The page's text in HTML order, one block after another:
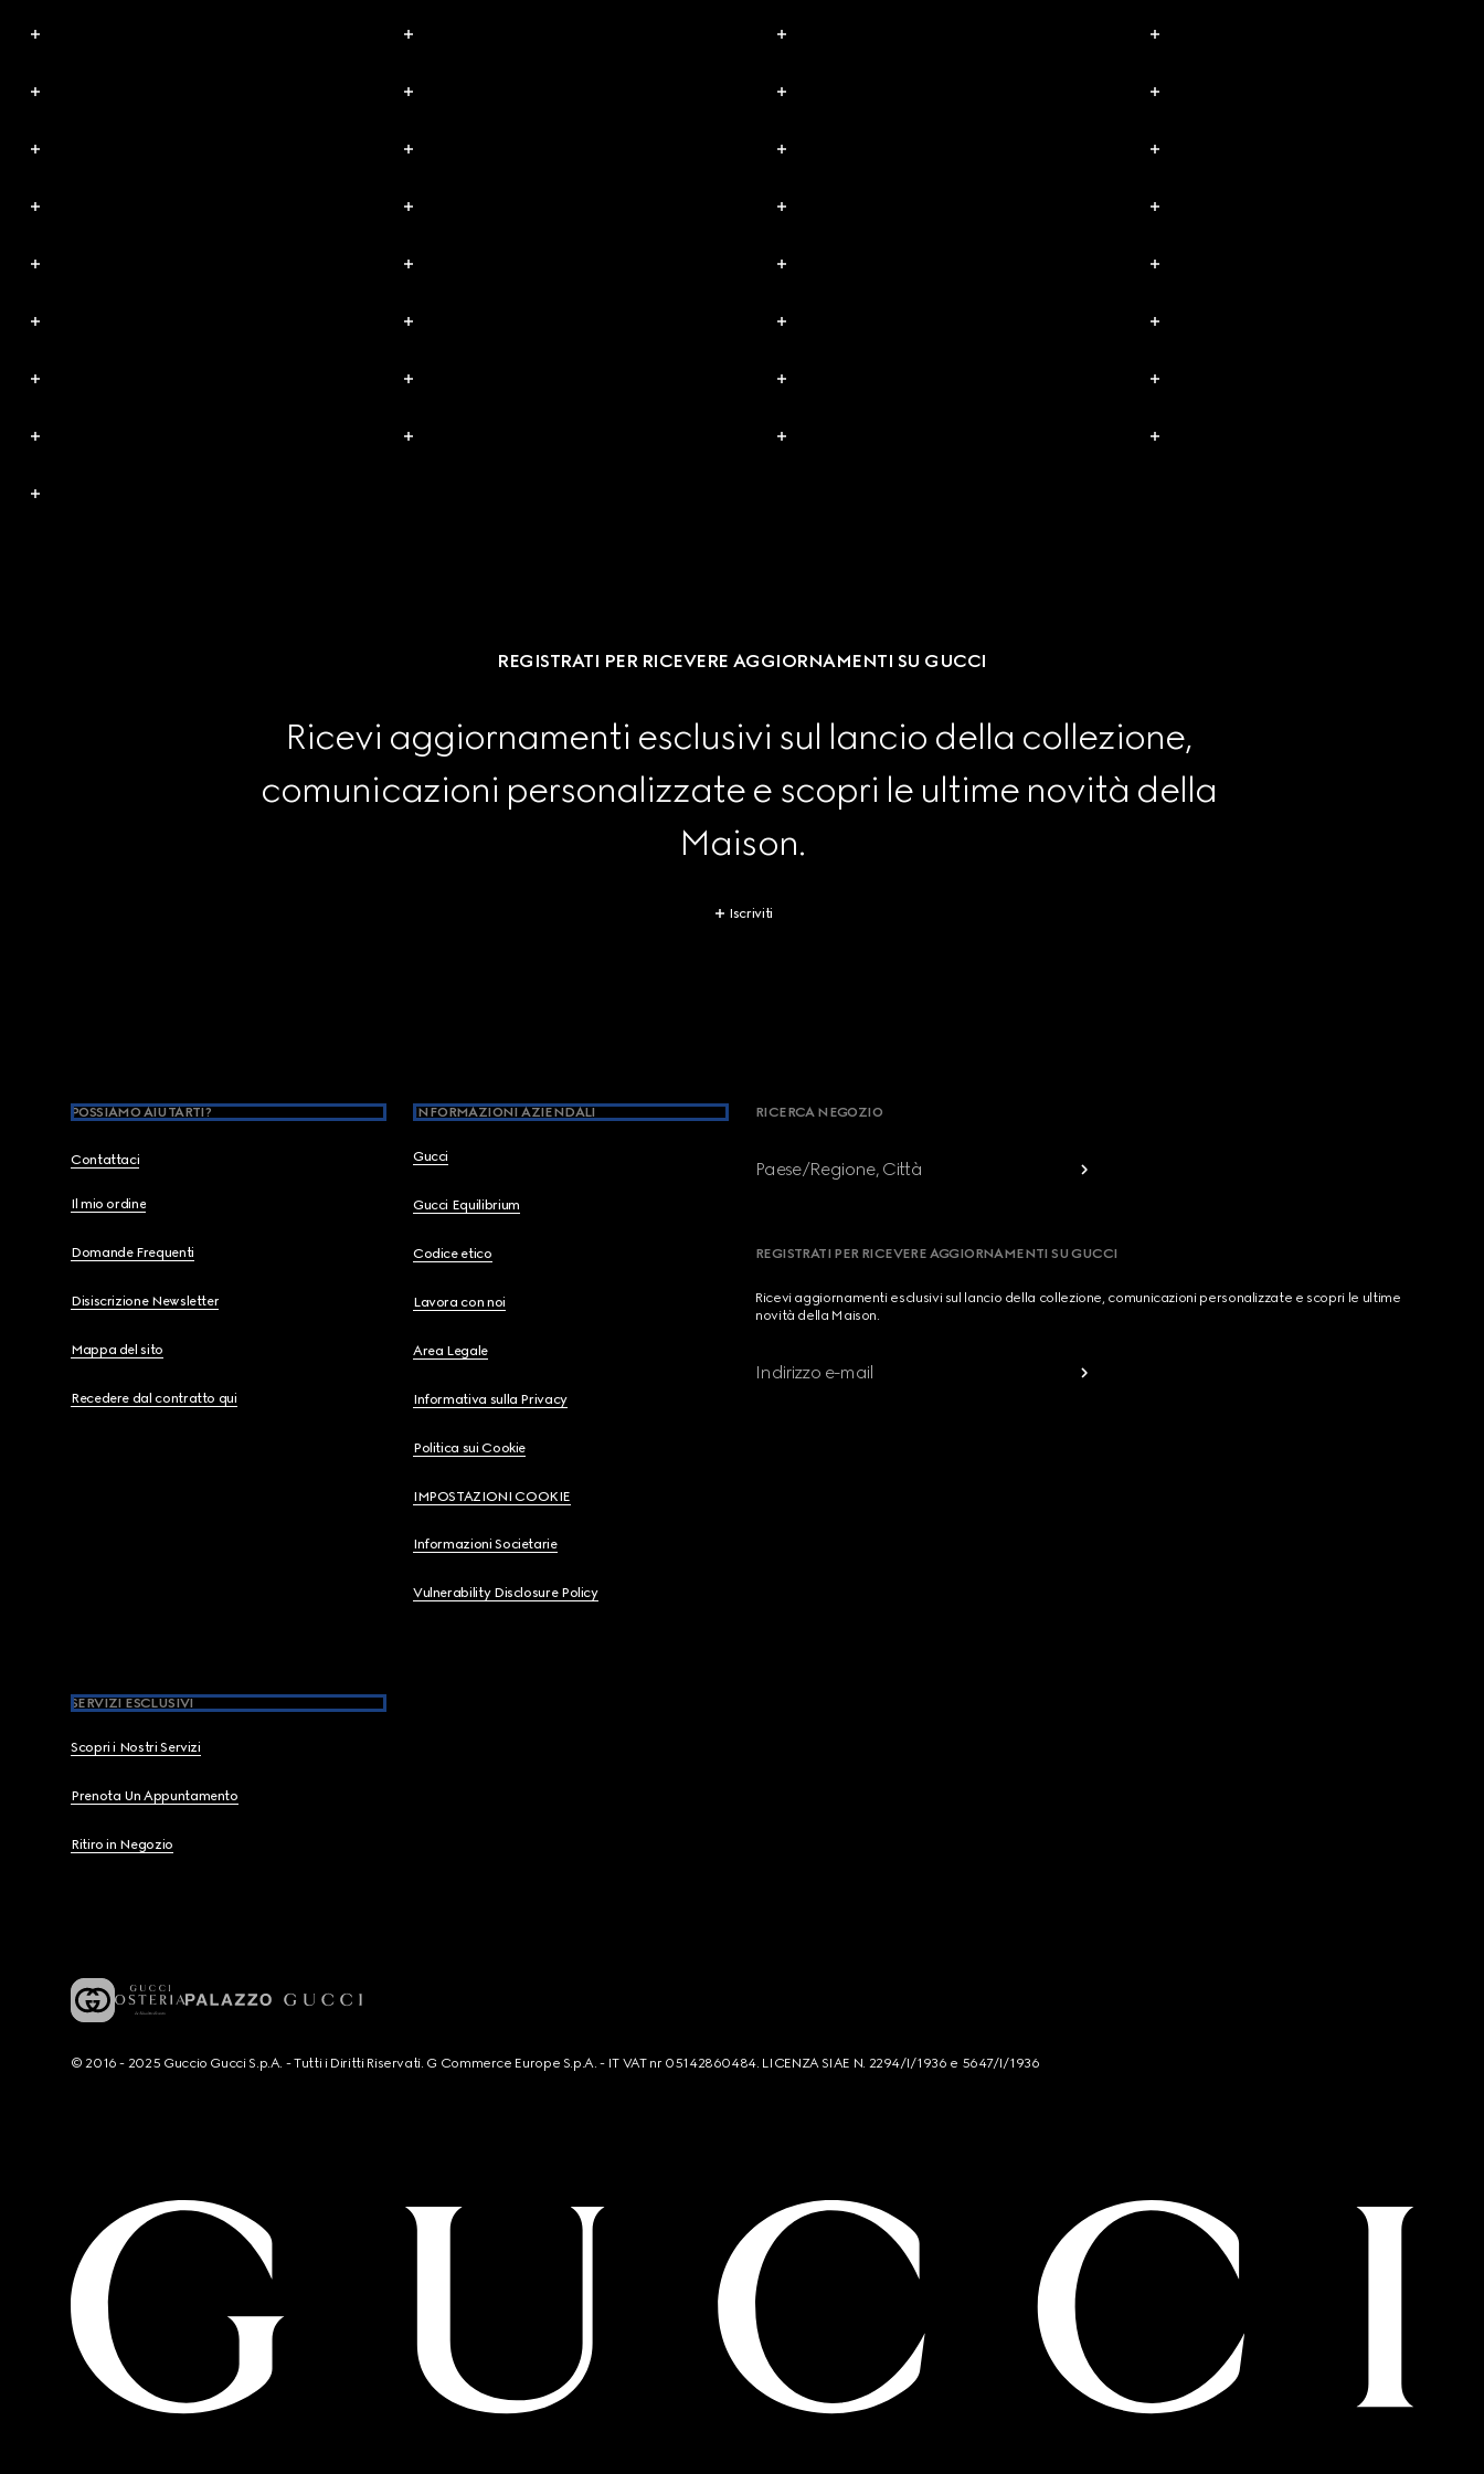
REGISTRATI PER RICEVERE AGGIORNAMENTI SU GUCCI
Ricevi aggiornamenti esclusivi sul lancio della collezione,
comunicazioni personalizzate e scopri le ultime novità della
Maison.
Iscriviti
POSSIAMO AIUTARTI?
Contattaci
Il mio ordine
Domande Frequenti
Disiscrizione Newsletter
Mappa del sito
Recedere dal contratto qui
INFORMAZIONI AZIENDALI
Gucci
Gucci Equilibrium
Codice etico
Lavora con noi
Area Legale
Informativa sulla Privacy
Politica sui Cookie
IMPOSTAZIONI COOKIE
Informazioni Societarie
Vulnerability Disclosure Policy
SERVIZI ESCLUSIVI
Scopri i Nostri Servizi
Prenota Un Appuntamento
Ritiro in Negozio
RICERCA NEGOZIO
Paese/Regione, Città
REGISTRATI PER RICEVERE AGGIORNAMENTI SU GUCCI
Ricevi aggiornamenti esclusivi sul lancio della collezione, comunicazioni personalizzate e scopri le ultime
novità della Maison.
Indirizzo e-mail
© 2016 - 2025 Guccio Gucci S.p.A. - Tutti i Diritti Riservati. G Commerce Europe S.p.A. - IT VAT nr 05142860484. LICENZA SIAE N. 2294/I/1936 e 5647/I/1936